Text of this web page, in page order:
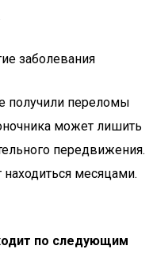
заболевания
получили переломы
может лишить
передвижения.
месяцами.
по следующим